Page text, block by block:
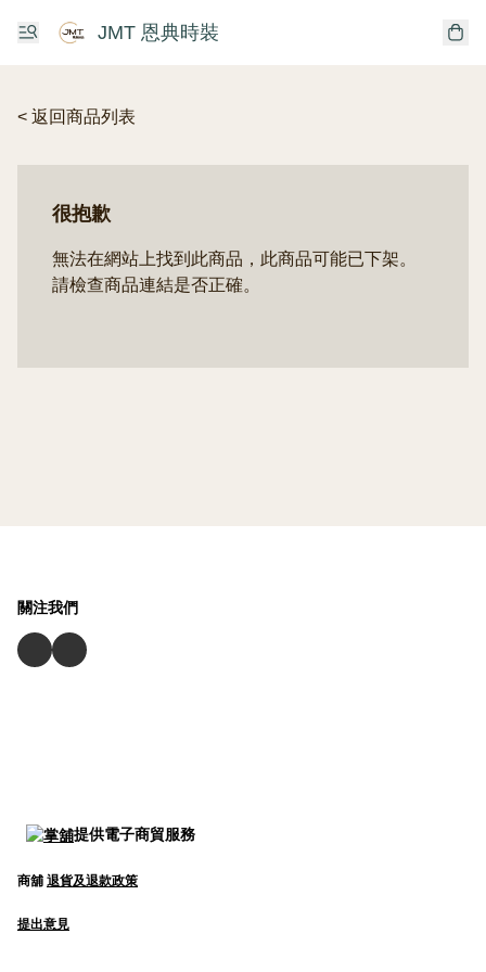
JMT 恩典時裝
< 返回商品列表
很抱歉
無法在網站上找到此商品，此商品可能已下架。
請檢查商品連結是否正確。
關注我們
提供電子商貿服務
商舖 退貨及退款政策
提出意見